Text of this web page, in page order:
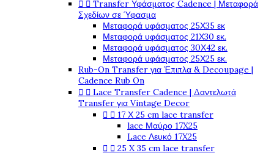
  Transfer Υφάσματος Cadence | Μεταφορά
Σχεδίων σε Ύφασμα
Μεταφορά υφάσματος 25Χ35 εκ
Μεταφορά υφάσματος 21Χ30 εκ.
Μεταφορά υφάσματος 30Χ42 εκ.
Μεταφορά υφάσματος 25Χ25 εκ.
Rub-On Transfer για Έπιπλα & Decoupage |
Cadence Rub On
  Lace Transfer Cadence | Δαντελωτά
Transfer για Vintage Decor
  17 Χ 25 cm lace transfer
lace Μαύρο 17X25
Lace Λευκό 17X25
  25 X 35 cm lace transfer